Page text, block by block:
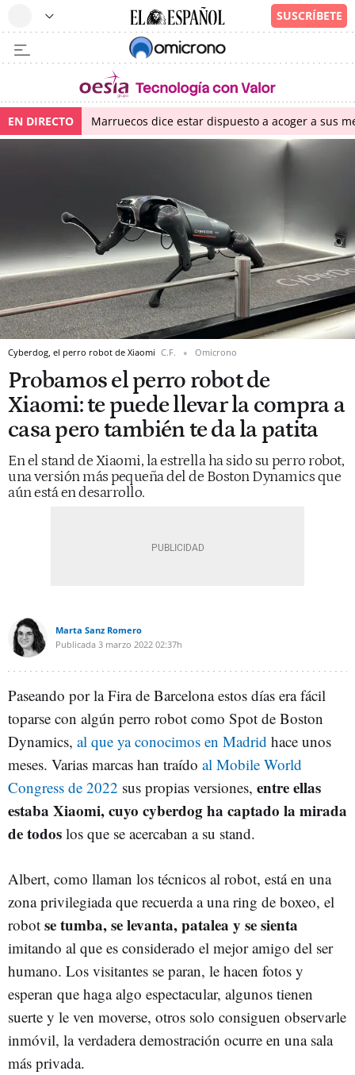
EN DIRECTO Marruecos dice estar dispuesto a acoger a sus
Cyberdog, el perro robot de Xiaomi C.F. Omicrono
Probamos el perro robot de
Xiaomi: te puede llevar la compra a
casa pero también te da la patita
En el stand de Xiaomi, la estrella ha sido su perro robot,
una versión más pequeña del de Boston Dynamics que
aún está en desarrollo.
Marta Sanz Romero
Publicada 3 marzo 2022 02:37h
Paseando por la Fira de Barcelona estos días era fácil
toparse con algún perro robot como Spot de Boston
Dynamics, al que ya conocimos en Madrid hace unos
meses. Varias marcas han traído al Mobile World
Congress de 2022 sus propias versiones, entre ellas
estaba Xiaomi, cuyo cyberdog ha captado la mirada
de todos los que se acercaban a su stand.
Albert, como llaman los técnicos al robot, está en una
zona privilegiada que recuerda a una ring de boxeo, el
robot se tumba, se levanta, patalea y se sienta
imitando al que es considerado el mejor amigo del ser
humano. Los visitantes se paran, le hacen fotos y
esperan que haga algo espectacular, algunos tienen
suerte y le ven moverse, otros solo consiguen observarle
inmóvil, la verdadera demostración ocurre en una sala
más privada.